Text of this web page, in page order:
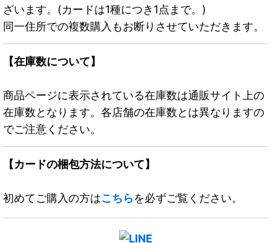
ざいます。(カードは1種につき1点まで。)
同一住所での複数購入もお断りさせていただきます。
【在庫数について】
商品ページに表示されている在庫数は通販サイト上の
在庫数となります。各店舗の在庫数とは異なりますの
でご注意ください。
【カードの梱包方法について】
初めてご購入の方はこちらを必ずご覧ください。